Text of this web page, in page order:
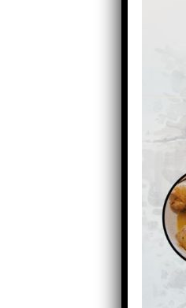
—
local
Já o
em
PSD
—
da
O
vir a
seja
futura